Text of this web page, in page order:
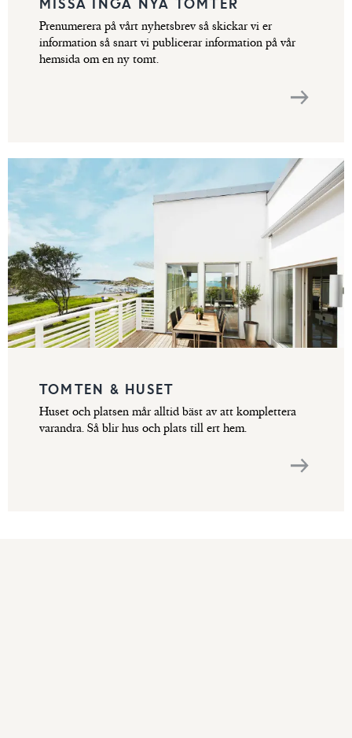
Prenumerera på vårt nyhetsbrev så skickar vi er
information så snart vi publicerar information på vår
hemsida om en ny tomt.
TOMTEN & HUSET
Huset och platsen mår alltid bäst av att komplettera
varandra. Så blir hus och plats till ert hem.